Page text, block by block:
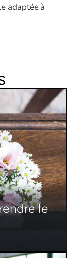
adaptée à
le